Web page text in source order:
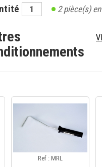
2pièce(s)
Ref : MRL